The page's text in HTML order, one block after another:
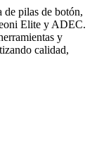
de pilas de botón,
Elite y ADEC.
y
calidad,